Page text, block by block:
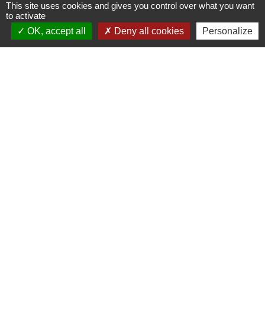
This site uses cookies and gives you control over what you want
to activate
OK, accept all
Deny all cookies Personalize